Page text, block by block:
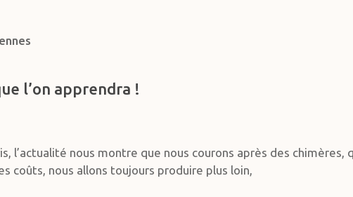
l’on apprendra !
l’actualité nous montre que nous courons après des
coûts, nous allons toujours produire plus loin,